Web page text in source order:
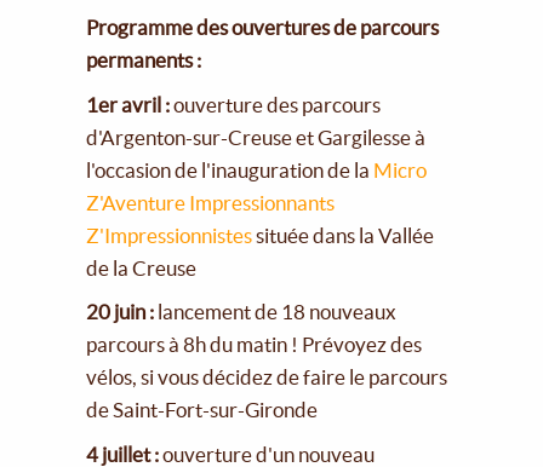
Programme des ouvertures de parcours
permanents :
1er avril :ouverture des parcours
d'Argenton-sur-Creuse et Gargilesse à
l'occasion de l'inauguration de la Micro
Z'Aventure Impressionnants
Z'Impressionnistessituée dans la Vallée
de la Creuse
20 juin : lancement de 18 nouveaux
parcours à 8h du matin ! Prévoyez des
vélos, si vous décidez de faire le parcours
de Saint-Fort-sur-Gironde
4 juillet :ouverture d'un nouveau